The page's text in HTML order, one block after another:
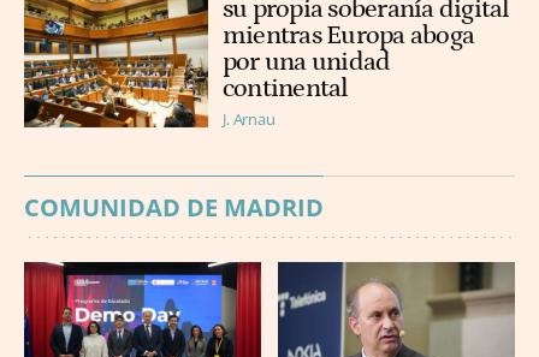
su propia soberanía digital
mientras Europa aboga
por una unidad
continental
J. Arnau
COMUNIDAD DE MADRID